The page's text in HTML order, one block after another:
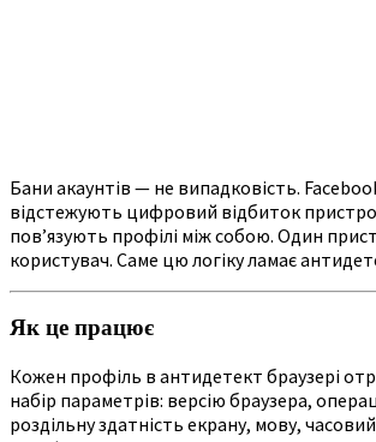
Бани акаунтів — не випадковість.
відстежують цифровий відбиток
пов’язують профілі між собою. Один
користувач. Саме цю логіку ламає
Як це працює
Кожен профіль в антидетект браузері
набір параметрів: версію браузера,
роздільну здатність екрану, мову,